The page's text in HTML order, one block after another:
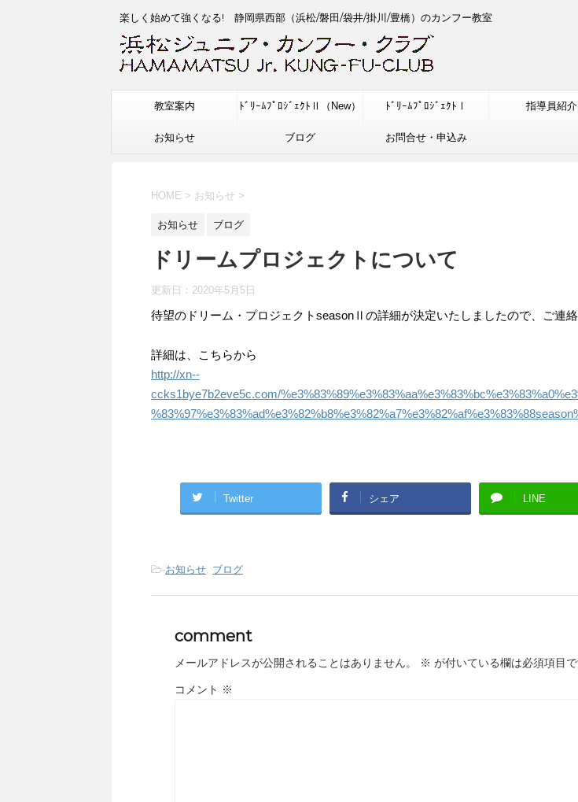
楽しく始めて強くなる! 静岡県西部（浜松/磐田/袋井/掛川/豊橋）のカンフー教室
教室案内 ﾄﾞﾘｰﾑﾌﾟﾛｼﾞｪｸﾄⅡ（New） ﾄﾞﾘｰﾑﾌﾟﾛｼﾞｪｸﾄⅠ 指導員紹介
お知らせ ブログ お問合せ・申込み
HOME > お知らせ >
お知らせ ブログ
ドリームプロジェクトについて
更新日： 2020年5月5日
待望のドリーム・プロジェクトseasonⅡの詳細が決定いたしましたので、ご連絡
詳細は、こちらから
http://xn--
ccks1bye7b2eve5c.com/
Twitter シェア LINE
-お知らせ, ブログ
comment
メールアドレスが公開されることはありません。 ※ が付いている欄は必須項目
コメント ※